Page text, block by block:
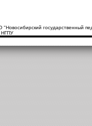
государственный
НГПУ